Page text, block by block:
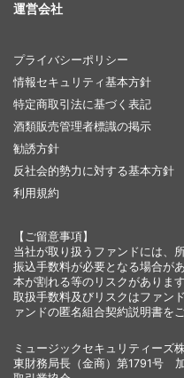
運営会社
プライバシーポリシー
情報セキュリティ基本方針
特定商取引法に基づく表記
酒類販売管理者標識の掲示
勧誘方針
反社会的勢力に対する基本方針
利用規約
【ご留意事項】
当社が取り扱うファンドには、
振込手数料が必要となる場合が
本が割れる等のリスクがあります
取扱手数料及びリスクはファン
ァンドの匿名組合契約説明書を
ミュージックセキュリティー
東財務局長（金商）第1791号